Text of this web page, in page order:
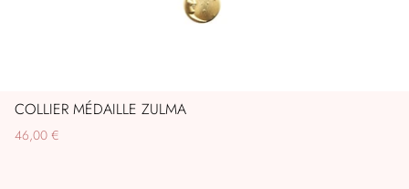
COLLIER MÉDAILLE ZULMA
46,00 €